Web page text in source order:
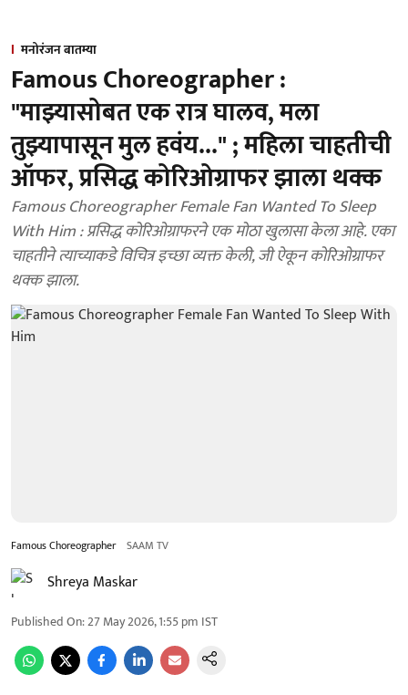
मनोरंजन बातम्या
Famous Choreographer :
"माझ्यासोबत एक रात्र घालव, मला
तुझ्यापासून मुल हवंय..." ; महिला चाहतीची
ऑफर, प्रसिद्ध कोरिओग्राफर झाला थक्क
Famous Choreographer Female Fan Wanted To Sleep
With Him : प्रसिद्ध कोरिओग्राफरने एक मोठा खुलासा केला आहे. एका
चाहतीने त्याच्याकडे विचित्र इच्छा व्यक्त केली, जी ऐकून कोरिओग्राफर
थक्क झाला.
Famous Choreographer SAAM TV
Shreya Maskar
Published On:27 May 2026, 1:55 pm IST